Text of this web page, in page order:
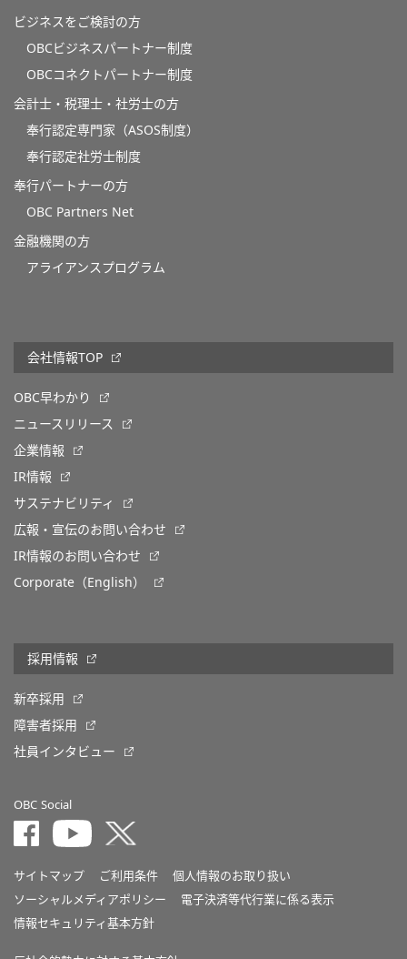
ビジネスをご検討の方
OBCビジネスパートナー制度
OBCコネクトパートナー制度
会計士・税理士・社労士の方
奉行認定専門家（ASOS制度）
奉行認定社労士制度
奉行パートナーの方
OBC Partners Net
金融機関の方
アライアンスプログラム
会社情報TOP
OBC早わかり
ニュースリリース
企業情報
IR情報
サステナビリティ
広報・宣伝のお問い合わせ
IR情報のお問い合わせ
Corporate（English）
採用情報
新卒採用
障害者採用
社員インタビュー
OBC Social
サイトマップ ご利用条件
個人情報のお取り扱い
ソーシャルメディアポリシー
電子決済等代行業に係る表示
情報セキュリティ基本方針